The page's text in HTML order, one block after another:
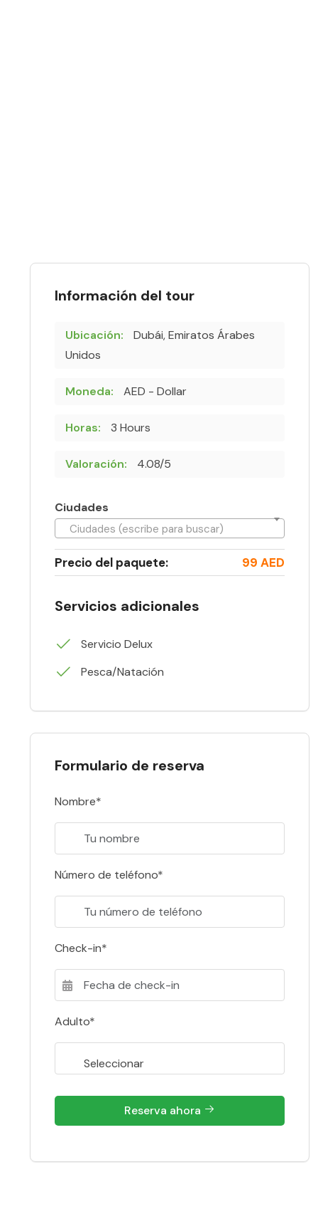
Información del tour
Ubicación:
Dubái, Emiratos Árabes
Unidos
Moneda: AED - Dollar
Horas: 3 Hours
Valoración: 4.08/5
Ciudades
Ciudades (escribe para buscar)
Precio del paquete: 99 AED
Servicios adicionales
Servicio Delux
Pesca/Natación
Formulario de reserva
Nombre*
Número de teléfono*
Check-in*
Adulto*
Reserva ahora